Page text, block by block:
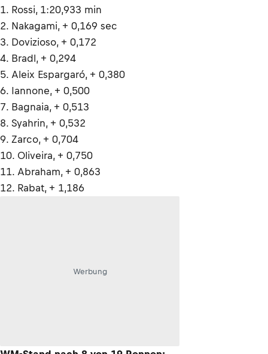
1. Rossi, 1:20,933 min
2. Nakagami, + 0,169 sec
3. Dovizioso, + 0,172
4. Bradl, + 0,294
5. Aleix Espargaró, + 0,380
6. Iannone, + 0,500
7. Bagnaia, + 0,513
8. Syahrin, + 0,532
9. Zarco, + 0,704
10. Oliveira, + 0,750
11. Abraham, + 0,863
12. Rabat, + 1,186
Werbung